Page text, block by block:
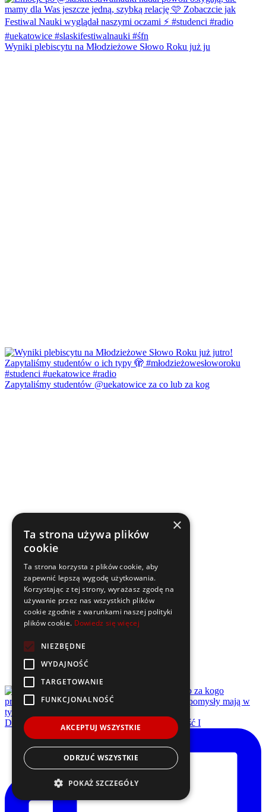
Wyniki plebiscytu na Młodzieżowe Słowo Roku już ju
Zapytaliśmy studentów @uekatowice za co lub za kog
Dzisiaj na @uekatowice miała miejsce uroczystość I
×
Ta strona używa plików
cookie
Ta strona korzysta z plików cookie, aby
zapewnić lepszą wygodę użytkowania.
Korzystając z tej strony, wyrażasz zgodę na
używanie przez nas wszystkich plików
cookie zgodnie z warunkami naszej polityki
plików cookie. Dowiedz się więcej
NIEZBĘDNE
WYDAJNOŚĆ
TARGETOWANIE
FUNKCJONALNOŚĆ
AKCEPTUJ WSZYSTKIE
ODRZUĆ WSZYSTKIE
POKAŻ SZCZEGÓŁY